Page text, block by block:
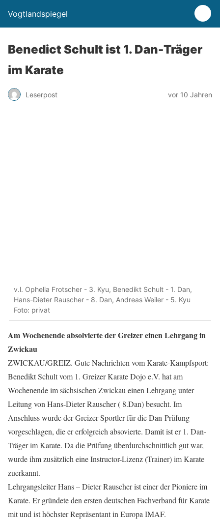
Vogtlandspiegel
Benedict Schult ist 1. Dan-Träger
im Karate
Leserpost vor 10 Jahren
v.l. Ophelia Frotscher - 3. Kyu, Benedikt Schult - 1. Dan,
Hans-Dieter Rauscher - 8. Dan, Andreas Weiler - 5. Kyu
Foto: privat
Am Wochenende absolvierte der Greizer einen Lehrgang in
Zwickau
ZWICKAU/GREIZ. Gute Nachrichten vom Karate-Kampfsport:
Benedikt Schult vom 1. Greizer Karate Dojo e.V. hat am
Wochenende im sächsischen Zwickau einen Lehrgang unter
Leitung von Hans-Dieter Rauscher ( 8.Dan) besucht. Im
Anschluss wurde der Greizer Sportler für die Dan-Prüfung
vorgeschlagen, die er erfolgreich absovierte. Damit ist er 1. Dan-
Träger im Karate. Da die Prüfung überdurchschnittlich gut war,
wurde ihm zusätzlich eine Instructor-Lizenz (Trainer) im Karate
zuerkannt.
Lehrgangsleiter Hans – Dieter Rauscher ist einer der Pioniere im
Karate. Er gründete den ersten deutschen Fachverband für Karate
mit und ist höchster Repräsentant in Europa IMAF.